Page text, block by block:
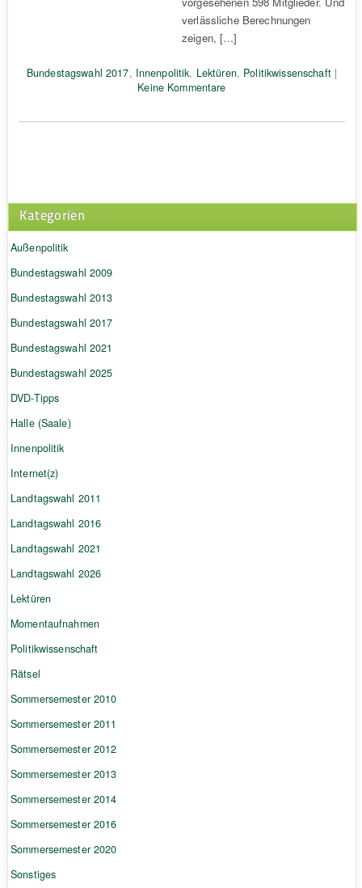
verlässliche Berechnungen
zeigen, […]
Bundestagswahl 2017, Innenpolitik, Lektüren, Politikwissenschaft|
Keine Kommentare
Kategorien
Außenpolitik
Bundestagswahl 2009
Bundestagswahl 2013
Bundestagswahl 2017
Bundestagswahl 2021
Bundestagswahl 2025
DVD-Tipps
Halle (Saale)
Innenpolitik
Internet(z)
Landtagswahl 2011
Landtagswahl 2016
Landtagswahl 2021
Landtagswahl 2026
Lektüren
Momentaufnahmen
Politikwissenschaft
Rätsel
Sommersemester 2010
Sommersemester 2011
Sommersemester 2012
Sommersemester 2013
Sommersemester 2014
Sommersemester 2016
Sommersemester 2020
Sonstiges